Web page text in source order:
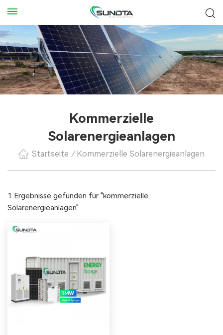
Kommerzielle
Solarenergieanlagen
Startseite / Kommerzielle Solarenergieanlagen
1 Ergebnisse gefunden für "kommerzielle
Solarenergieanlagen"